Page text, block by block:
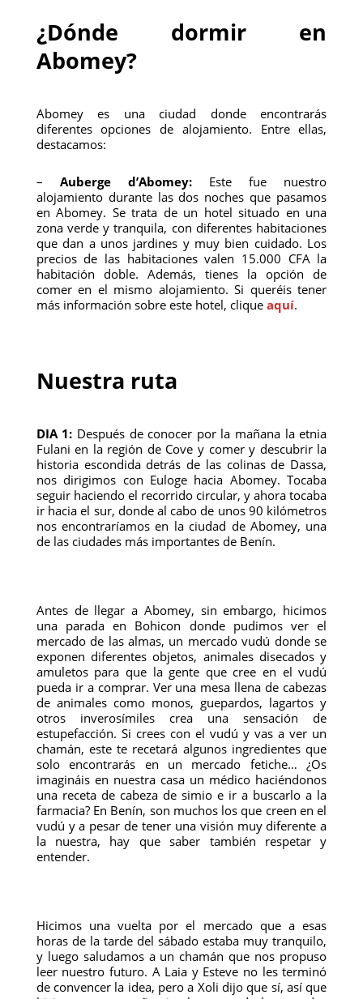
¿Dónde dormir en
Abomey?
Abomey es una ciudad donde encontrarás
diferentes opciones de alojamiento. Entre ellas,
destacamos:
– Auberge d’Abomey:Este fue nuestro
alojamiento durante las dos noches que pasamos
en Abomey. Se trata de un hotel situado en una
zona verde y tranquila, con diferentes habitaciones
que dan a unos jardines y muy bien cuidado. Los
precios de las habitaciones valen 15.000 CFA la
habitación doble. Además, tienes la opción de
comer en el mismo alojamiento. Si queréis tener
más información sobre este hotel, clique aquí.
Nuestra ruta
DIA 1: Después de conocer por la mañana la etnia
Fulani en la región de Cove y comer y descubrir la
historia escondida detrás de las colinas de Dassa,
nos dirigimos con Euloge hacia Abomey. Tocaba
seguir haciendo el recorrido circular, y ahora tocaba
ir hacia el sur, donde al cabo de unos 90 kilómetros
nos encontraríamos en la ciudad de Abomey, una
de las ciudades más importantes de Benín.
Antes de llegar a Abomey, sin embargo, hicimos
una parada en Bohicon donde pudimos ver el
mercado de las almas, un mercado vudú donde se
exponen diferentes objetos, animales disecados y
amuletos para que la gente que cree en el vudú
pueda ir a comprar. Ver una mesa llena de cabezas
de animales como monos, guepardos, lagartos y
otros inverosímiles crea una sensación de
estupefacción. Si crees con el vudú y vas a ver un
chamán, este te recetará algunos ingredientes que
solo encontrarás en un mercado fetiche… ¿Os
imagináis en nuestra casa un médico haciéndonos
una receta de cabeza de simio e ir a buscarlo a la
farmacia? En Benín, son muchos los que creen en el
vudú y a pesar de tener una visión muy diferente a
la nuestra, hay que saber también respetar y
entender.
Hicimos una vuelta por el mercado que a esas
horas de la tarde del sábado estaba muy tranquilo,
y luego saludamos a un chamán que nos propuso
leer nuestro futuro. A Laia y Esteve no les terminó
de convencer la idea, pero a Xoli dijo que sí, así que